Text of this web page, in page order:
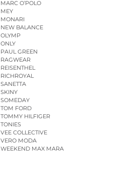
MARC O’POLO
MEY
MONARI
NEW BALANCE
OLYMP
ONLY
PAUL GREEN
RAGWEAR
REISENTHEL
RICHROYAL
SANETTA
SKINY
SOMEDAY
TOM FORD
TOMMY HILFIGER
TONIES
VEE COLLECTIVE
VERO MODA
WEEKEND MAX MARA